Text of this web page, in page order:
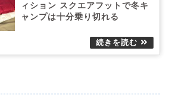
ィション スクエアフットで冬キ
ャンプは十分乗り切れる